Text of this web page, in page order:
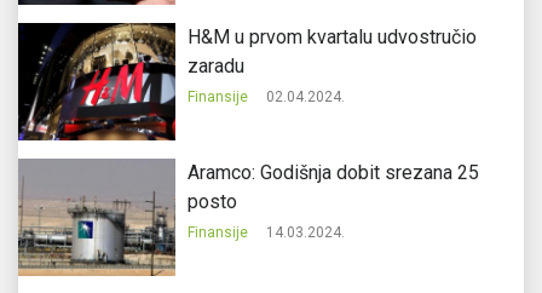
H&M u prvom kvartalu udvostručio
zaradu
Finansije 02.04.2024.
Aramco: Godišnja dobit srezana 25
posto
Finansije 14.03.2024.